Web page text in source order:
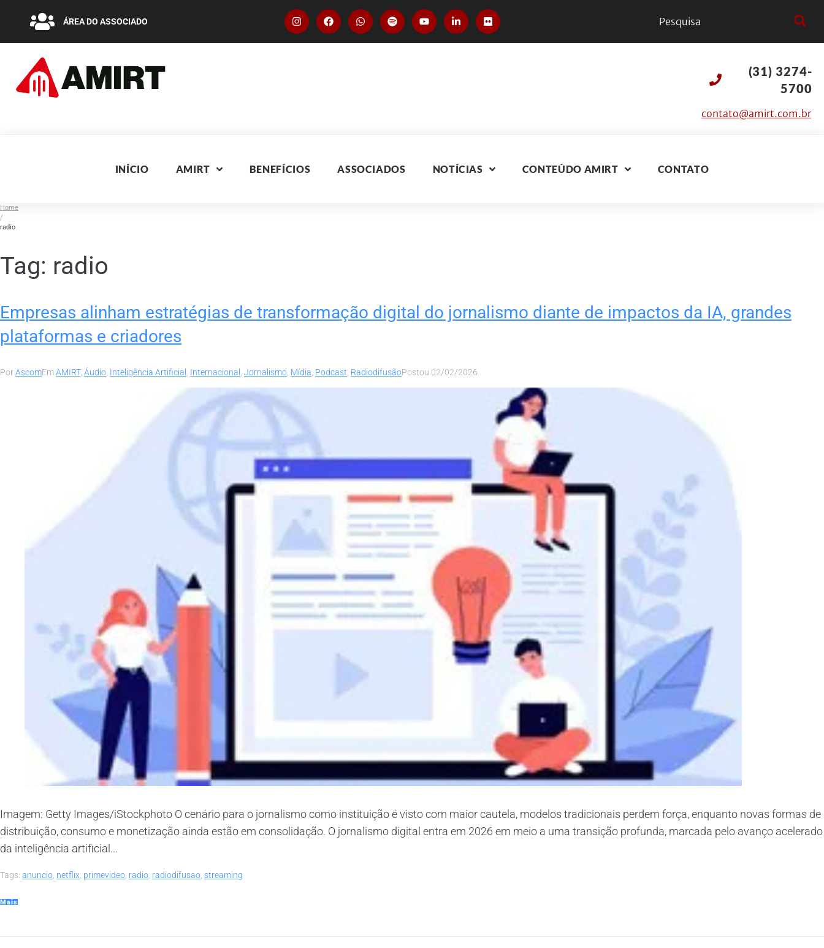
ÁREA DO ASSOCIADO
(31) 3274-
5700
contato@amirt.com.br
INÍCIO AMIRT BENEFÍCIOS ASSOCIADOS NOTÍCIAS CONTEÚDO AMIRT CONTATO
Home
/
radio
Tag: radio
Empresas alinham estratégias de transformação digital do jornalismo diante de impactos da IA, grandes
plataformas e criadores
PorAscomEmAMIRT, Áudio Inteligência Artificial Internacional Jornalismo Mídia Podcast RadiodifusãoPostou 02/02/2026
Imagem: Getty Images/iStockphoto O cenário para o jornalismo como instituição é visto com maior cautela, modelos tradicionais perdem força, enquanto novas formas de
distribuição, consumo e monetização ainda estão em consolidação. O jornalismo digital entra em 2026 em meio a uma transição profunda, marcada pelo avanço acelerado
da inteligência artificial...
Tags: anuncio netflix primevideo radio radiodifusao streaming
Mais